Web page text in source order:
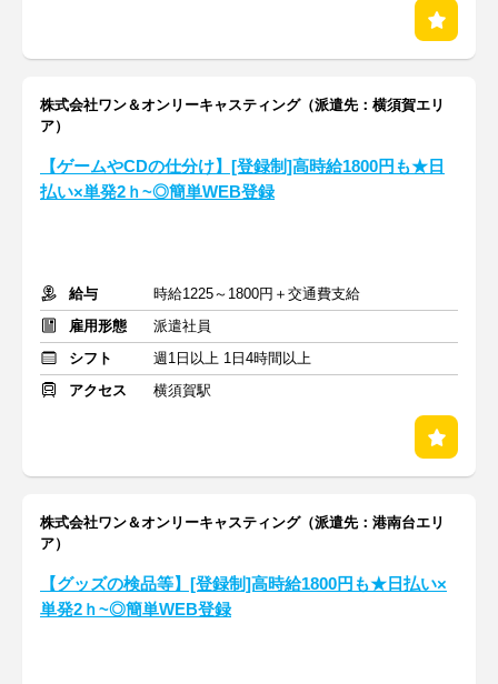
株式会社ワン＆オンリーキャスティング（派遣先：横須賀エリ
ア）
【ゲームやCDの仕分け】[登録制]高時給1800円も★日
払い×単発2ｈ~◎簡単WEB登録
給与
時給1225～1800円＋交通費支給
雇用形態
派遣社員
シフト
週1日以上 1日4時間以上
アクセス
横須賀駅
株式会社ワン＆オンリーキャスティング（派遣先：港南台エリ
ア）
【グッズの検品等】[登録制]高時給1800円も★日払い×
単発2ｈ~◎簡単WEB登録